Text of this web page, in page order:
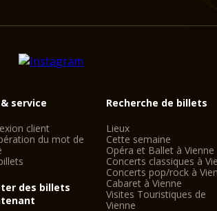
service
client
du mot de
des billets
Recherche de billets
Lieux
Cette semaine
Opéra et Ballet à Vienne
Concerts classiques à
Concerts pop/rock à
Cabaret à Vienne
Visites Touristiques de
Vienne